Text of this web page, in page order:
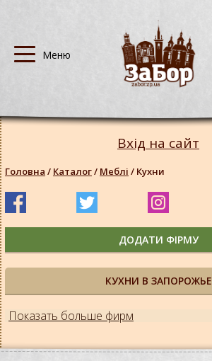
КУХНИ В ЗАПОРОЖЬЕ
Показать больше фирм
Вхід на сайт
Головна / Каталог/ Меблі / Кухни
ДОДАТИ ФІРМУ